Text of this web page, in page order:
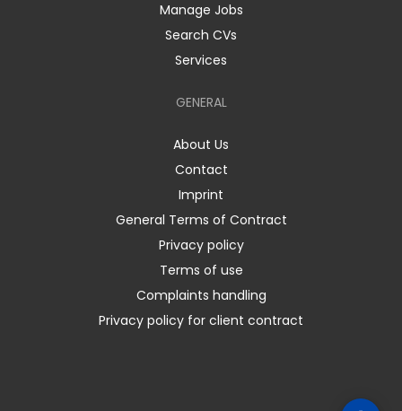
Manage Jobs
Search CVs
Services
GENERAL
About Us
Contact
Imprint
General Terms of Contract
Privacy policy
Terms of use
Complaints handling
Privacy policy for client contract